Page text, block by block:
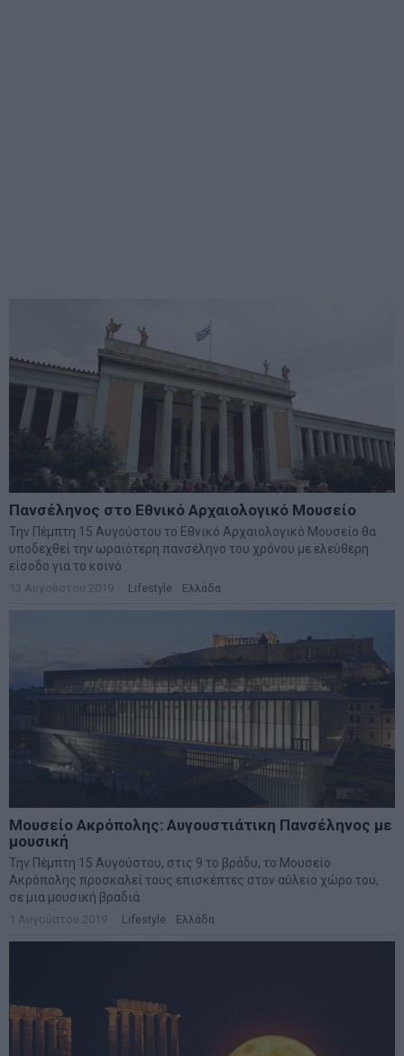
Πανσέληνος στο Εθνικό Αρχαιολογικό Μουσείο
Την Πέμπτη 15 Αυγούστου το Εθνικό Αρχαιολογικό Μουσείο θα
υποδεχθεί την ωραιότερη πανσέληνο του χρόνου με ελεύθερη
είσοδο για το κοινό
13 Αυγούστου 2019 Lifestyle Ελλάδα
Μουσείο Ακρόπολης: Αυγουστιάτικη Πανσέληνος με
μουσική
Την Πέμπτη 15 Αυγούστου, στις 9 το βράδυ, το Μουσείο
Ακρόπολης προσκαλεί τους επισκέπτες στον αύλειο χώρο του,
σε μια μουσική βραδιά
1 Αυγούστου 2019 Lifestyle Ελλάδα